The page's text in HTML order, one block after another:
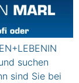
suchen
sind Sie bei